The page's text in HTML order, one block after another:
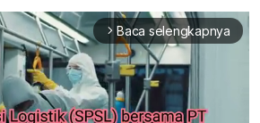
arrow_forward_ios Baca selengkapnya